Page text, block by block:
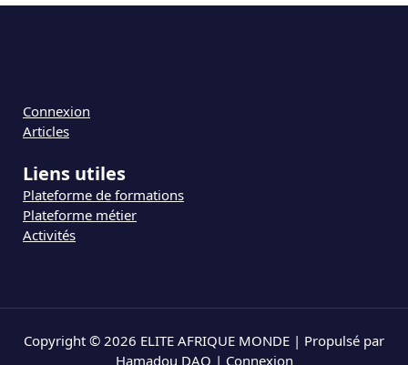
Connexion
Articles
Liens utiles
Plateforme de formations
Plateforme métier
Activités
Copyright © 2026 ELITE AFRIQUE MONDE | Propulsé par
Hamadou DAO | Connexion